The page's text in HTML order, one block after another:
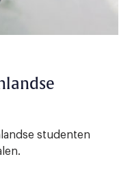
studenten